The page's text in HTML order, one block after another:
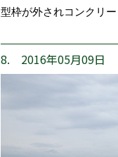
型枠が外されコンクリー
8. 2016年05月09日